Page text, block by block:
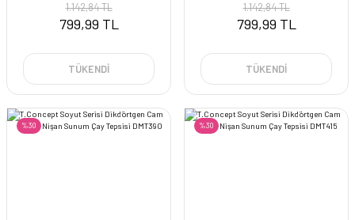
1.142,84 TL
799,99 TL
TÜKENDİ
1.142,84 TL
799,99 TL
TÜKENDİ
%30 %30